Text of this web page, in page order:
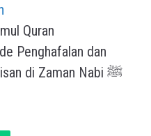
Quran
Penghafalan dan
Penulisan di Zaman Nabi ﷺ